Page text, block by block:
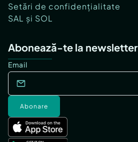
Setări de confidențialitate
SAL și SOL
Abonează-te la newsletter
Email
Abonare